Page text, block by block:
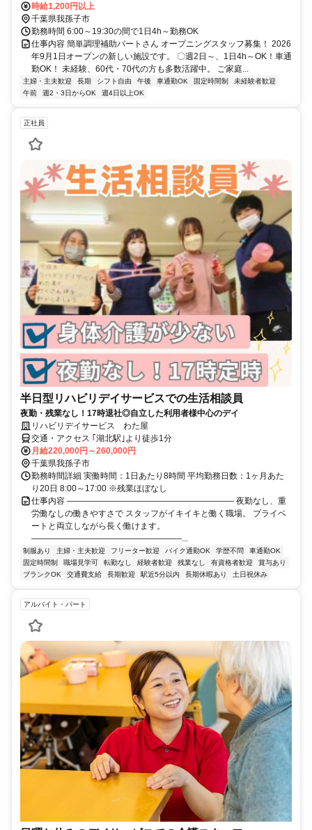
時給1,200円以上
千葉県我孫子市
勤務時間 6:00～19:30の間で1日4h～勤務OK
仕事内容 簡単調理補助パートさん オープニングスタッフ募集！ 2026
年9月1日オープンの新しい施設です。 〇週2日～、1日4h～OK！車通
勤OK！ 未経験、60代・70代の方も多数活躍中。 ご家庭...
主婦・主夫歓迎 長期 シフト自由 午後 車通勤OK 固定時間制
未経験者歓迎
午前
週2・3日からOK 週4日以上OK
正社員
半日型リハビリデイサービスでの生活相談員
夜勤・残業なし！17時退社◎自立した利用者様中心のデイ
リハビリデイサービス わた屋
交通・アクセス ｢湖北駅｣より徒歩1分
月給220,000円～260,000円
千葉県我孫子市
勤務時間詳細 実働時間：1日あたり8時間 平均勤務日数：1ヶ月あた
り20日 8:00～17:00 ※残業ほぼなし
仕事内容 ―――――――――――――――――――― 夜勤なし、重
労働なしの働きやすさで スタッフがイキイキと働く職場。 プライベ
ートと両立しながら長く働けます。
――――――――――――――――――...
制服あり 主婦・主夫歓迎 フリーター歓迎 バイク通勤OK 学歴不問
車通勤OK
固定時間制
職場見学可 転勤なし 経験者歓迎 残業なし 有資格者歓迎
賞与あり
ブランクOK
交通費支給 長期歓迎 駅近5分以内 長期休暇あり 土日祝休み
アルバイト・パート